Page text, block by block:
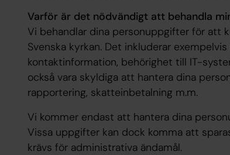
Varför är det nödvändigt att behandla
Vi behandlar dina personuppgifter för att
Svenska kyrkan. Det inkluderar
kontaktinformation, behörighet till IT-
också vara skyldiga att hantera dina
rapportering, skatteinbetalning m.m.
Vi kommer endast att hantera dina
Vissa uppgifter kan dock komma att
krävs för administrativa ändamål.